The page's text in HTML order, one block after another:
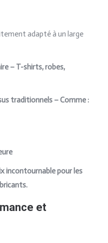
adapté à un large
– T-shirts, robes,
traditionnels – Comme :
incontournable pour les
et